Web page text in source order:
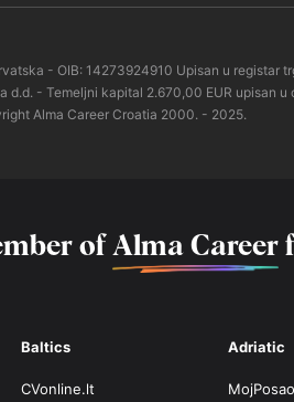
- OIB: 14273924910 Upisan u
- Temeljni kapital 2.670,00 EUR upisan
Alma Career Croatia 2000. - 2025.
of Alma Career
Baltics
CVonline.lt
Adriatic
MojPosao